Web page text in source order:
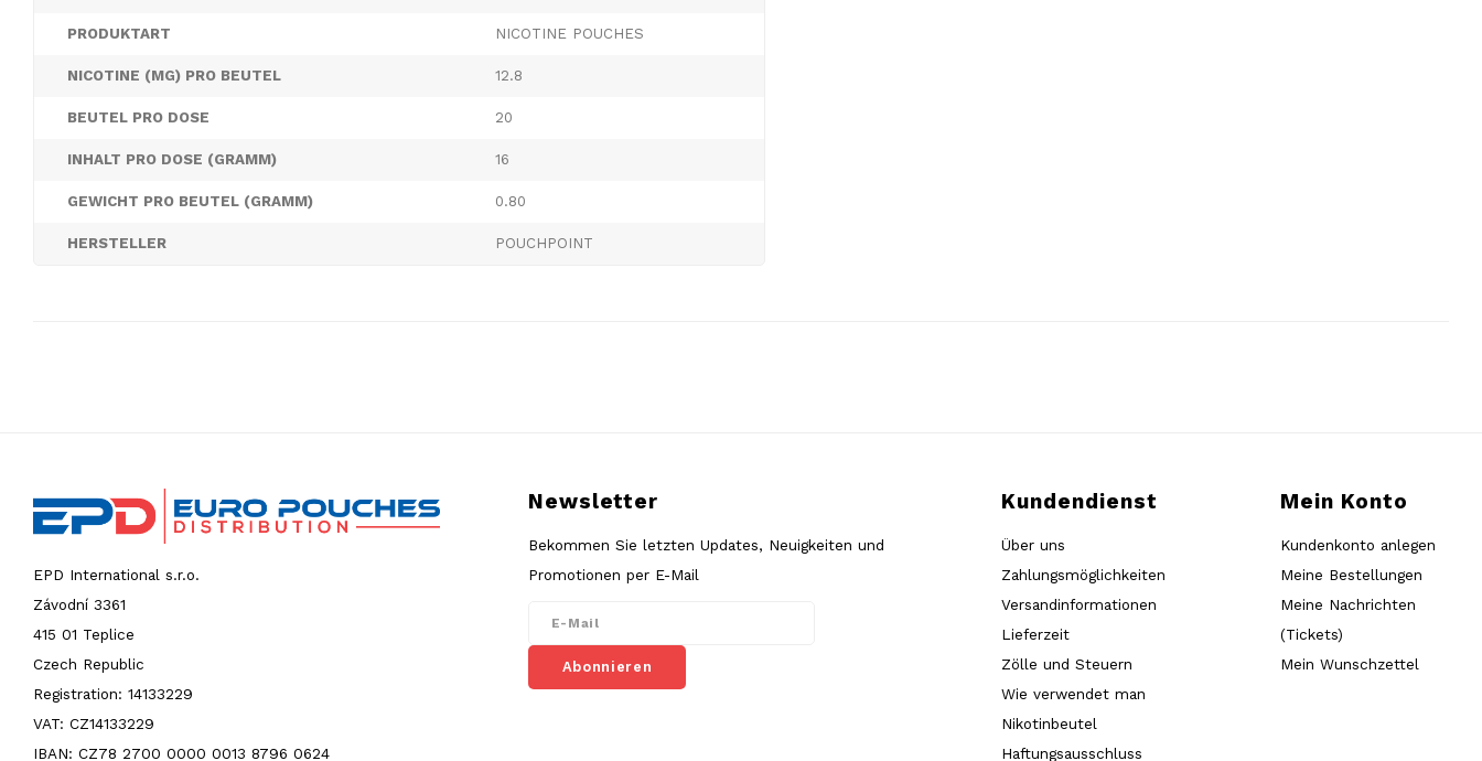
PRODUKTART NICOTINE POUCHES
NICOTINE (MG) PRO BEUTEL 12.8
BEUTEL PRO DOSE 20
INHALT PRO DOSE (GRAMM) 16
GEWICHT PRO BEUTEL (GRAMM) 0.80
HERSTELLER POUCHPOINT
EPD International s.r.o.
Závodní 3361
415 01 Teplice
Czech Republic
Registration: 14133229
VAT: CZ14133229
IBAN: CZ78 2700 0000 0013 8796 0624
Newsletter
Bekommen Sie letzten Updates, Neuigkeiten und
Promotionen per E-Mail
Abonnieren
Kundendienst
Über uns
Zahlungsmöglichkeiten
Versandinformationen
Lieferzeit
Zölle und Steuern
Wie verwendet man
Nikotinbeutel
Haftungsausschluss
Mein Konto
Kundenkonto anlegen
Meine Bestellungen
Meine Nachrichten
(Tickets)
Mein Wunschzettel